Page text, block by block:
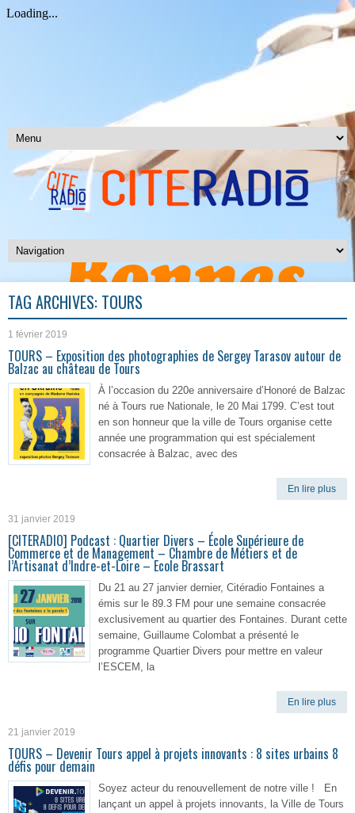
TAG ARCHIVES: TOURS
1 février 2019
TOURS – Exposition des photographies de Sergey Tarasov autour de
Balzac au château de Tours
À l’occasion du 220e anniversaire d’Honoré de Balzac
né à Tours rue Nationale, le 20 Mai 1799. C’est tout
en son honneur que la ville de Tours organise cette
année une programmation qui est spécialement
consacrée à Balzac, avec des
En lire plus
31 janvier 2019
[CITERADIO] Podcast : Quartier Divers – École Supérieure de
Commerce et de Management – Chambre de Métiers et de
l’Artisanat d’Indre-et-Loire – Ecole Brassart
Du 21 au 27 janvier dernier, Citéradio Fontaines a
émis sur le 89.3 FM pour une semaine consacrée
exclusivement au quartier des Fontaines. Durant cette
semaine, Guillaume Colombat a présenté le
programme Quartier Divers pour mettre en valeur
l’ESCEM, la
En lire plus
21 janvier 2019
TOURS – Devenir Tours appel à projets innovants : 8 sites urbains 8
défis pour demain
Soyez acteur du renouvellement de notre ville ! En
lançant un appel à projets innovants, la Ville de Tours